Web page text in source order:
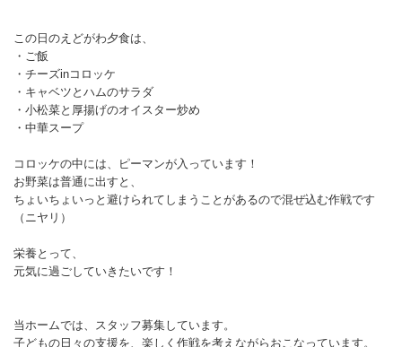
この日のえどがわ夕食は、
・ご飯
・チーズinコロッケ
・キャベツとハムのサラダ
・小松菜と厚揚げのオイスター炒め
・中華スープ
コロッケの中には、ピーマンが入っています！
お野菜は普通に出すと、
ちょいちょいっと避けられてしまうことがあるので混ぜ込む作戦です
（ニヤリ）
栄養とって、
元気に過ごしていきたいです！
当ホームでは、スタッフ募集しています。
子どもの日々の支援を、楽しく作戦を考えながらおこなっています。